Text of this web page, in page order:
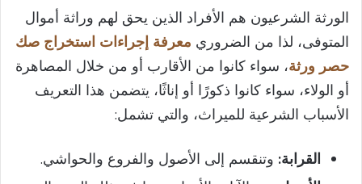
الورثة الشرعيون هم الأفراد الذين يحق لهم وراثة أموال
المتوفى، لذا من الضروري معرفة إجراءات استخراج صك
حصر ورثة، سواء كانوا من الأقارب أو من خلال المصاهرة
أو الولاء، سواء كانوا ذكورًا أو إناثًا، يتضمن هذا التعريف
الأسباب الشرعية للميراث، والتي تشمل:
القرابة: وتنقسم إلى الأصول والفروع والحواشي.